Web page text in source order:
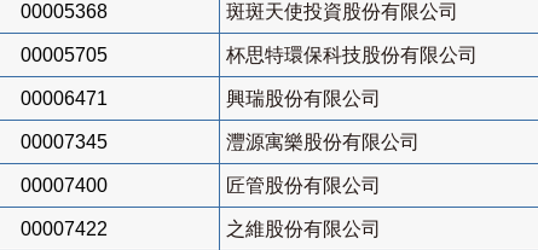
00005368 斑斑天使投資股份有限公司
00005705 杯思特環保科技股份有限公司
00006471 興瑞股份有限公司
00007345 灃源寓樂股份有限公司
00007400 匠管股份有限公司
00007422 之維股份有限公司